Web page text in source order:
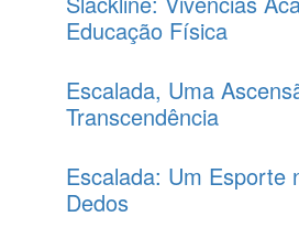
Educação Física
Escalada, Uma
Transcendência
Escalada: Um Esporte
Dedos